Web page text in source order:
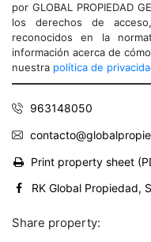
por GLOBAL PROPIEDAD
los derechos de
reconocidos en la
información acerca de
nuestra política de
963148050
Print property sheet
RK Global Propiedad,
Share property: